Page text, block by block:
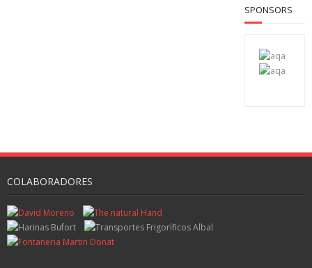
SPONSORS
COLABORADORES